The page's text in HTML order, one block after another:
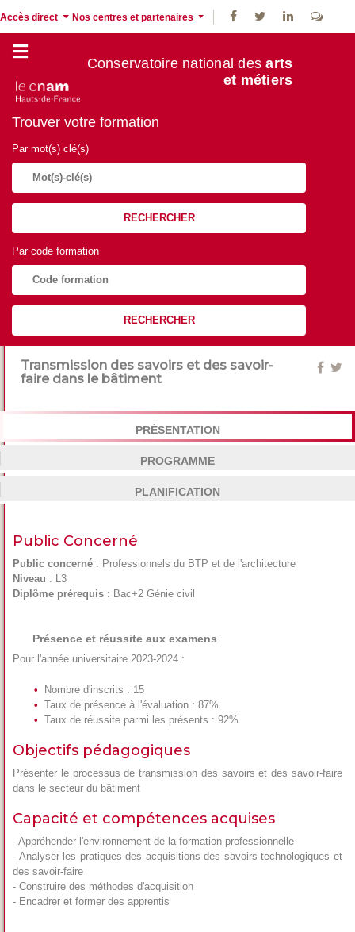
Accès direct Nos centres et partenaires
Conservatoire national desarts
et métiers
Trouver votre formation
Par mot(s) clé(s)
RECHERCHER
Par code formation
RECHERCHER
Transmission des savoirs et des savoir-
faire dans le bâtiment
PRÉSENTATION
PROGRAMME
PLANIFICATION
Public Concerné
Public concerné : Professionnels du BTP et de l'architecture
Niveau : L3
Diplôme prérequis : Bac+2 Génie civil
Présence et réussite aux examens
Pour l'année universitaire 2023-2024 :
Nombre d'inscrits : 15
Taux de présence à l'évaluation : 87%
Taux de réussite parmi les présents : 92%
Objectifs pédagogiques
Présenter le processus de transmission des savoirs et des savoir-faire
dans le secteur du bâtiment
Capacité et compétences acquises
- Appréhender l'environnement de la formation professionnelle
- Analyser les pratiques des acquisitions des savoirs technologiques et
des savoir-faire
- Construire des méthodes d'acquisition
- Encadrer et former des apprentis